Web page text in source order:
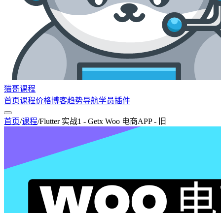
猫哥课程
首页课程价格博客趋势导航学员插件
首页/课程/Flutter 实战1 - Getx Woo 电商APP - 旧